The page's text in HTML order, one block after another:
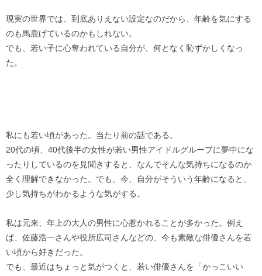
現実の世界では、到底ありえない設定なのだから、年齢を気にする
のも馬鹿げているのかもしれない。
でも、若い子に心奪われている自分が、何となく恥ずかしくなっ
た。
私にも若い頃があった。当たり前の話である。
20代の頃、40代後半の女性が若い男性アイドルグループに夢中にな
ったりしているのを見聞きすると、なんでそんな気持ちになるのか
全く理解できなかった。でも、今、自分がそういう年齢になると、
少し気持ちがわかるような気がする。
私は元来、年上の大人の男性に心惹かれることが多かった。例え
ば、佐藤浩一さんや役所広司さんなどの、今も素敵な俳優さんを若
い頃から好きだった。
でも、最近はちょっと気がつくと、若い俳優さんを「かっこいい